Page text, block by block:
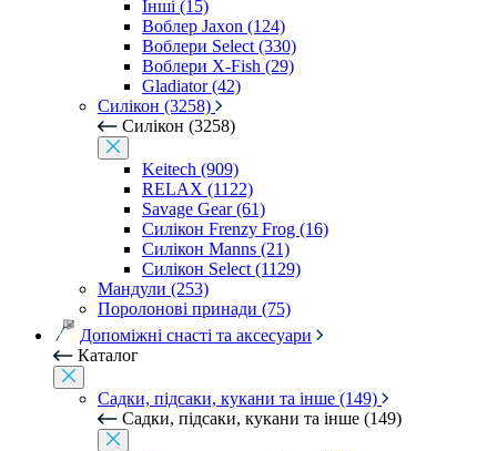
Інші (15)
Воблер Jaxon (124)
Воблери Select (330)
Воблери X-Fish (29)
Gladiator (42)
Силікон (3258)
Силікон (3258)
Keitech (909)
RELAX (1122)
Savage Gear (61)
Силікон Frenzy Frog (16)
Силікон Manns (21)
Силікон Select (1129)
Мандули (253)
Поролонові принади (75)
Допоміжні снасті та аксесуари
Каталог
Садки, підсаки, кукани та інше (149)
Садки, підсаки, кукани та інше (149)